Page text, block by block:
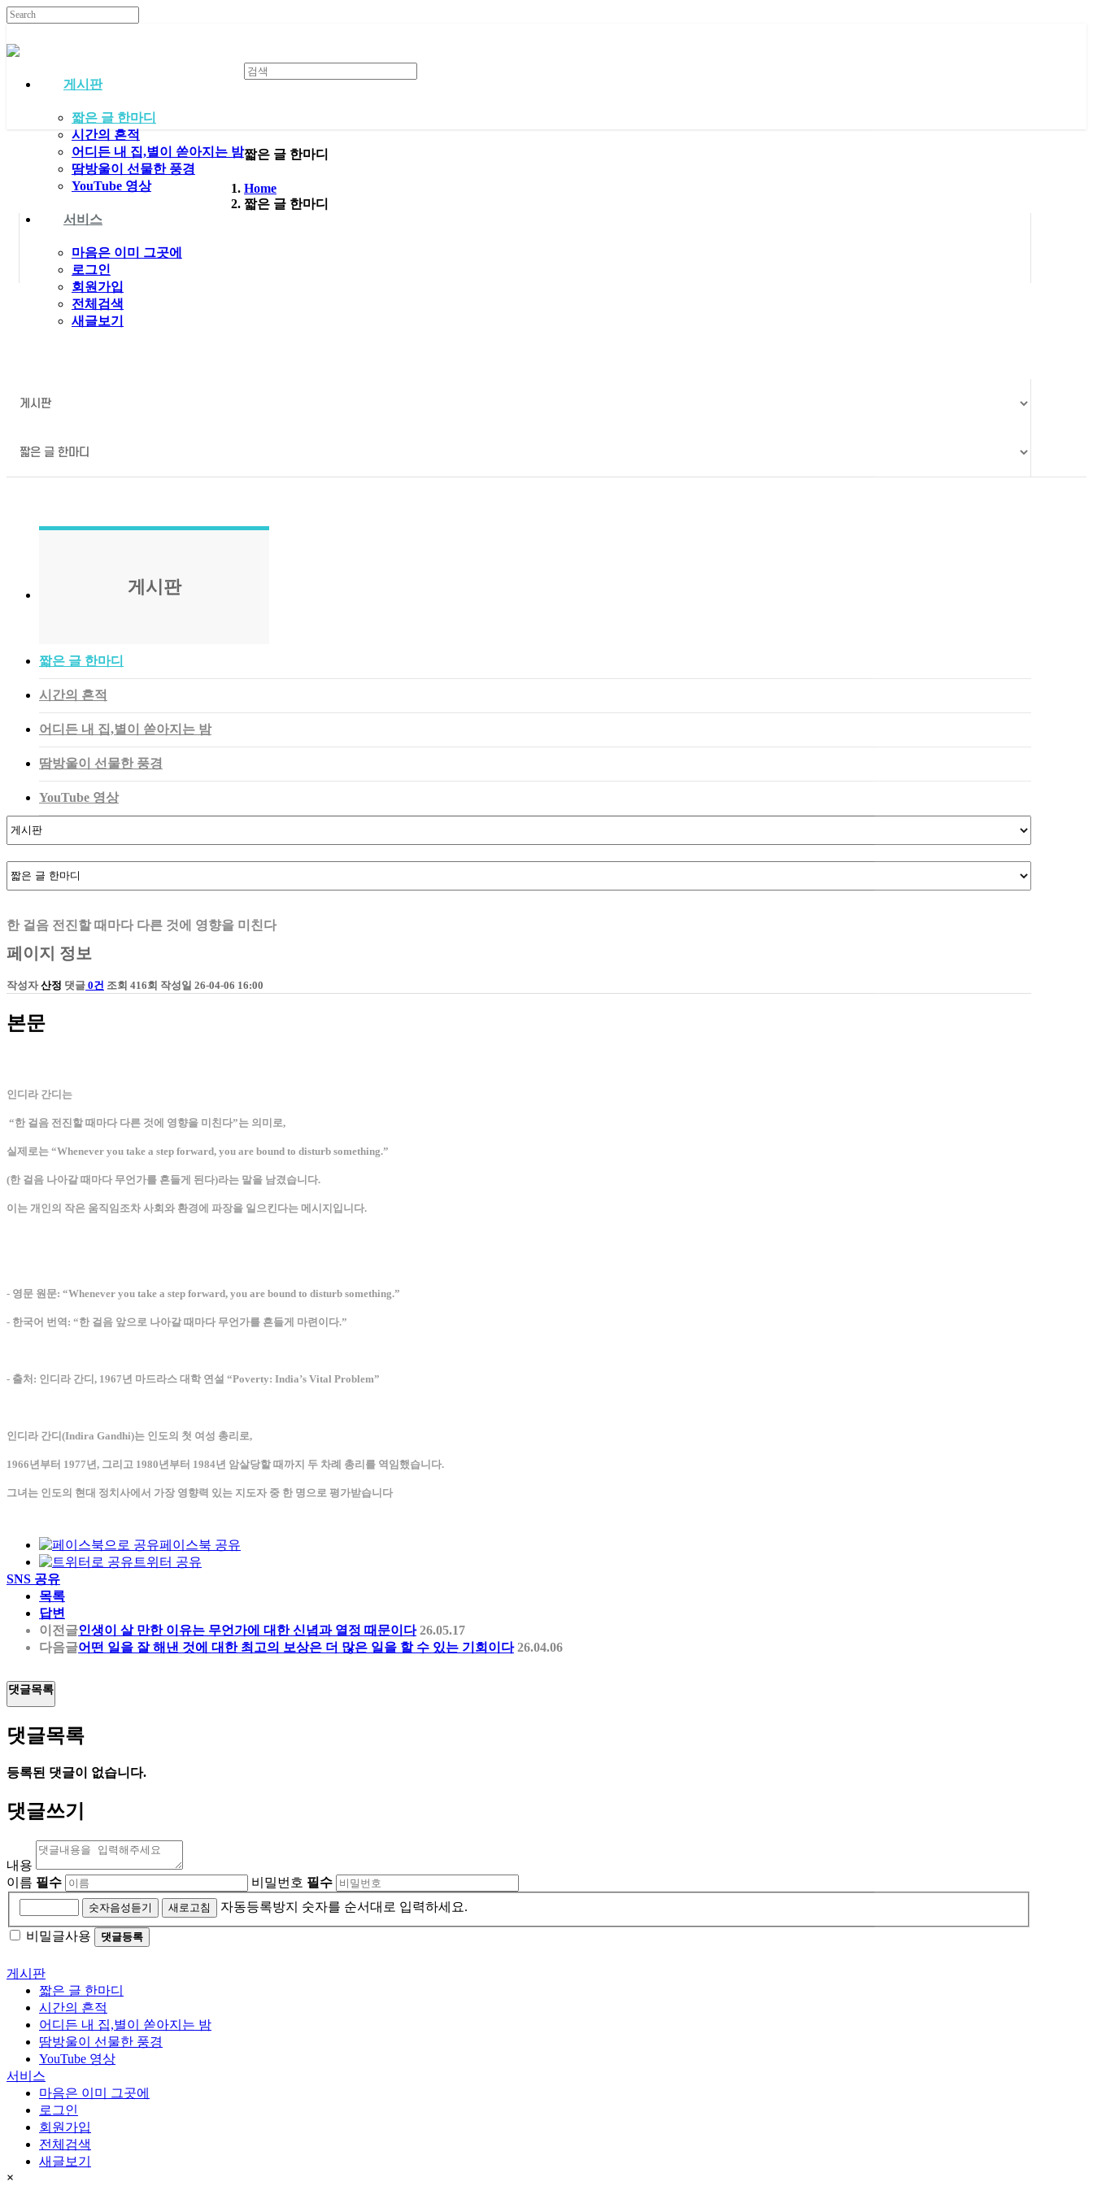
게시판
짧은 글 한마디
시간의 흔적
어디든 내 집,별이 쏟아지는 밤
땀방울이 선물한 풍경
YouTube 영상
서비스
마음은 이미 그곳에
로그인
회원가입
전체검색
새글보기
짧은 글 한마디
Home
짧은 글 한마디
게시판
짧은 글 한마디
시간의 흔적
어디든 내 집,별이 쏟아지는 밤
땀방울이 선물한 풍경
YouTube 영상
한 걸음 전진할 때마다 다른 것에 영향을 미친다
페이지 정보
작성자 산정 댓글 0건 조회 416회 작성일 26-04-06 16:00
본문
인디라 간디는
“한 걸음 전진할 때마다 다른 것에 영향을 미친다”는 의미로,
실제로는 “Whenever you take a step forward, you are bound to disturb something.”
(한 걸음 나아갈 때마다 무언가를 흔들게 된다)라는 말을 남겼습니다.
이는 개인의 작은 움직임조차 사회와 환경에 파장을 일으킨다는 메시지입니다.
- 영문 원문: “Whenever you take a step forward, you are bound to disturb something.”
- 한국어 번역: “한 걸음 앞으로 나아갈 때마다 무언가를 흔들게 마련이다.”
- 출처: 인디라 간디, 1967년 마드라스 대학 연설 “Poverty: India’s Vital Problem”
인디라 간디(Indira Gandhi)는 인도의 첫 여성 총리로,
1966년부터 1977년, 그리고 1980년부터 1984년 암살당할 때까지 두 차례 총리를 역임했습니다.
그녀는 인도의 현대 정치사에서 가장 영향력 있는 지도자 중 한 명으로 평가받습니다
페이스북 공유
트위터 공유
SNS 공유
목록
답변
이전글인생이 살 만한 이유는 무언가에 대한 신념과 열정 때문이다 26.05.17
다음글어떤 일을 잘 해낸 것에 대한 최고의 보상은 더 많은 일을 할 수 있는 기회이다 26.04.06
댓글목록
댓글목록
등록된 댓글이 없습니다.
댓글쓰기
내용
이름 필수 비밀번호 필수
숫자음성듣기 새로고침 자동등록방지 숫자를 순서대로 입력하세요.
비밀글사용
게시판
짧은 글 한마디
시간의 흔적
어디든 내 집,별이 쏟아지는 밤
땀방울이 선물한 풍경
YouTube 영상
서비스
마음은 이미 그곳에
로그인
회원가입
전체검색
새글보기
×